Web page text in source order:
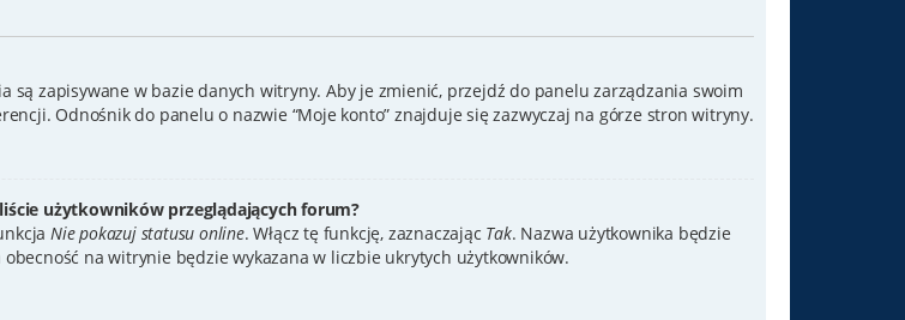
są zapisywane w bazie danych witryny. Aby je zmienić, przejdź do panelu zarządzania swoim
Odnośnik do panelu o nazwie “Moje konto” znajduje się zazwyczaj na górze stron witryny.
użytkowników przeglądających forum?
Nie pokazuj statusu online. Włącz tę funkcję, zaznaczając Tak. Nazwa użytkownika będzie
na witrynie będzie wykazana w liczbie ukrytych użytkowników.